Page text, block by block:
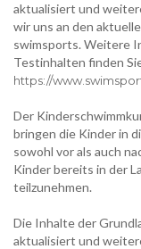
aktualisiert und
wir uns an den
swimsports. Weitere
Testinhalten finden
https://
Der
bringen die Kinder in
sowohl vor als auch
Kinder bereits in der
teilzunehmen.
Die Inhalte der
aktualisiert und